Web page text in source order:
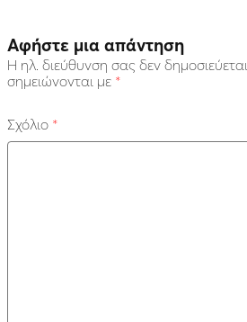
Αφήστε μια απάντηση
Η ηλ. διεύθυνση σας δεν δημοσιεύεται.
σημειώνονται με *
Σχόλιο *